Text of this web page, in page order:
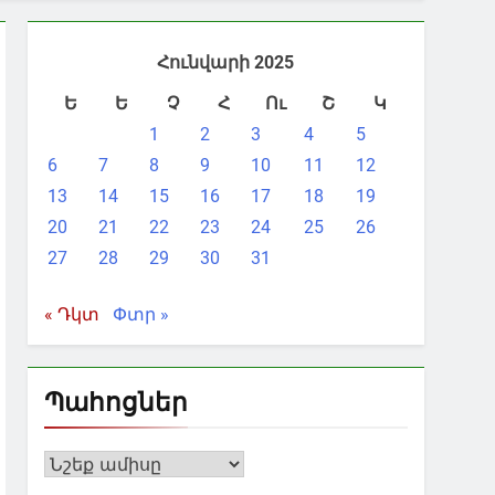
Հունվարի 2025
Ե
Ե Չ Հ Ու Շ
Կ
1
2 3 4
5
6
7 8 9 10 11
12
13
14 15 16 17 18
19
20
21 22 23 24 25
26
27
28 29 30 31
« Դկտ Փտր »
Պահոցներ
Պահոցներ